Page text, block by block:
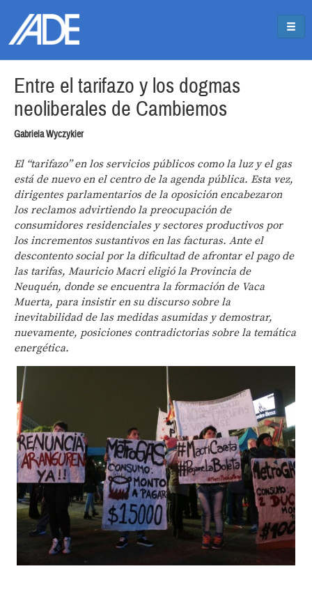
Entre el tarifazo y los dogmas
neoliberales de Cambiemos
Gabriela Wyczykier
El “tarifazo” en los servicios públicos como la luz y el gas
está de nuevo en el centro de la agenda pública. Esta vez,
dirigentes parlamentarios de la oposición encabezaron
los reclamos advirtiendo la preocupación de
consumidores residenciales y sectores productivos por
los incrementos sustantivos en las facturas. Ante el
descontento social por la dificultad de afrontar el pago de
las tarifas, Mauricio Macri eligió la Provincia de
Neuquén, donde se encuentra la formación de Vaca
Muerta, para insistir en su discurso sobre la
inevitabilidad de las medidas asumidas y demostrar,
nuevamente, posiciones contradictorias sobre la temática
energética.